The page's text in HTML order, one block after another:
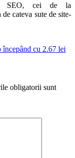
SEO, cei de la
cateva sute de site-
începând cu 2.67 lei
obligatorii sunt